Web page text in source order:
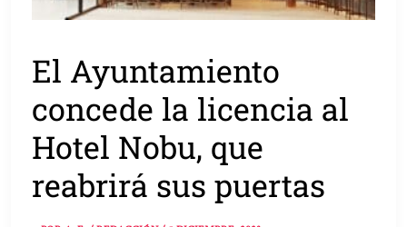
El Ayuntamiento
concede la licencia al
Hotel Nobu, que
reabrirá sus puertas